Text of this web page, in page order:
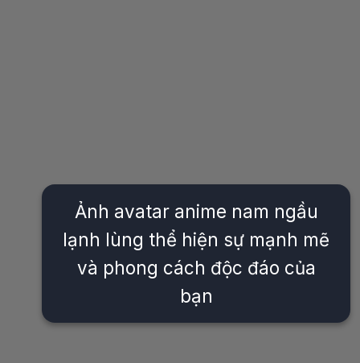
Ảnh avatar anime nam ngầu
lạnh lùng thể hiện sự mạnh mẽ
và phong cách độc đáo của
bạn